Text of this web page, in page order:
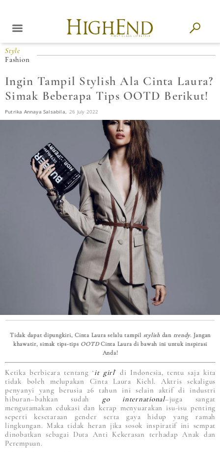
Style
Fashion
Ingin Tampil Stylish Ala Cinta Laura?
Simak Beberapa Tips OOTD Berikut!
Putrika Annaya Salsabila, 26 July 2022
Tidak dapat dipungkiri, Cinta Laura selalu tampil stylishdan trendy. Jangan
khawatir, simak tips-tips OOTDCinta Laura di bawah ini untuk inspirasi
Anda!
Ketika berbicara tentang ‘it girl’ di Indonesia, tentu saja kita
tidak boleh melupakan Cinta Laura Kiehl. Aktris sekaligus
penyanyi yang berusia 26 tahun ini selain aktif di industri
hiburan–bahkan sudah go international–juga sangat
mengutamakan edukasi dan kerap menyuarakan isu-isu penting
seperti kesetaraan gender serta gaya hidup yang ramah
lingkungan. Maka tidak heran jika sosok inspiratif ini sempat
dinobatkan sebagai Duta Anti Kekerasan terhadap Anak dan
Perempuan.